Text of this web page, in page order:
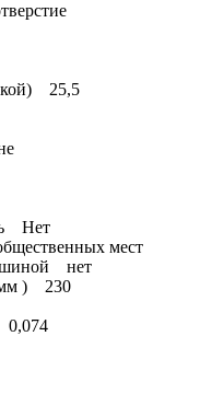
25,5
Нет
мест
нет
мм ) 230
0,074